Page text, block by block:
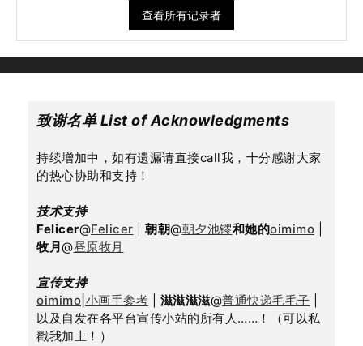
查看所有记录者
致谢名单 List of Acknowledgments
持续增加中，如有遗漏请直接call我，十分感谢大家
的热心协助和支持！
技术支持
Felicer@Felicer 朝朝@朝夕池镠和她的oimimo
牧月@昼原牧月
宣传支持
oimimo|小画手参考
滋滋滋滋@普通快递毛毛子
以及自发在各平台宣传小站的所有人……！（可以私
戳我加上！）